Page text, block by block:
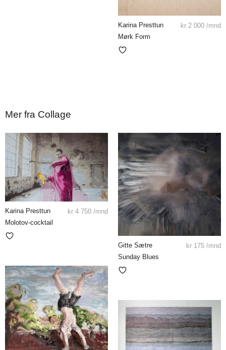
Karina Presttun
Mørk Form
kr 2 000 /mnd
Mer fra Collage
Karina Presttun
Molotov-cocktail
kr 4 750 /mnd
Gitte Sætre
Sunday Blues
kr 175 /mnd